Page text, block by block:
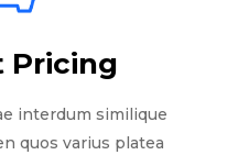
Pricing
interdum similique
quos varius platea